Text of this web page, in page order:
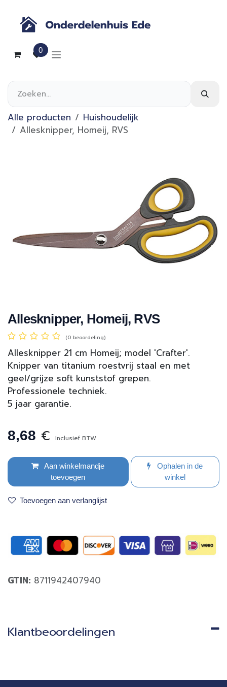
0
Alle producten
Huishoudelijk
Allesknipper, Homeij, RVS
Allesknipper, Homeij, RVS
(0 beoordeling)
Allesknipper 21 cm Homeij; model 'Crafter'.
Knipper van titanium roestvrij staal en met
geel/grijze soft kunststof grepen.
Professionele techniek.
5 jaar garantie.
8,68 € Inclusief BTW
Aan winkelmandje
toevoegen
Ophalen in de
winkel
Toevoegen aan verlanglijst
GTIN: 8711942407940
Klantbeoordelingen